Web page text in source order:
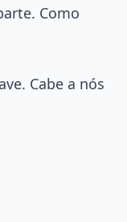
Como
Cabe a nós